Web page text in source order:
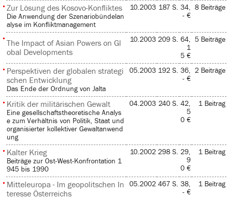
Zur Lösung des Kosovo-Konfliktes
Die Anwendung der Szenariobündelan
alyse im Konfliktmanagement
10.2003 187 S. 34,
- €
8 Beiträge
The Impact of Asian Powers on Gl
obal Developments
10.2003 209 S. 64,
1
5 €
5 Beiträge
Perspektiven der globalen strategi
schen Entwicklung
Das Ende der Ordnung von Jalta
05.2003 192 S. 36,
- €
2 Beiträge
Kritik der militärischen Gewalt
Eine gesellschaftstheoretische Analys
e zum Verhältnis von Politik, Staat und
organisierter kollektiver Gewaltanwend
ung
04.2003 240 S. 42,
5
0 €
1 Beitrag
Kalter Krieg
Beiträge zur Ost-West-Konfrontation 1
945 bis 1990
10.2002 298 S. 29,
9
0 €
1 Beitrag
Mitteleuropa - Im geopolitschen In
teresse Österreichs
05.2002 467 S. 38,
- €
1 Beitrag